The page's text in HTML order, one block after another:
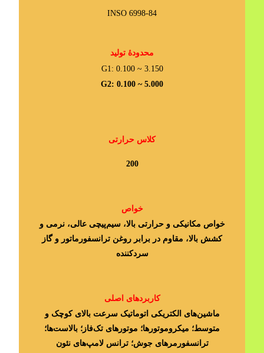
INSO 6998-84
محدودۀ تولید
G1: 0.100 ~ 3.150
G2: 0.100 ~ 5.000
کلاس حرارتی
200
خواص
خواص مکانیکی و حرارتی بالا، سیم‌پیچی عالی، نرمی و
کشش بالا، مقاوم در برابر روغن ترانسفورماتور و گاز
سردکننده
کاربردهای اصلی
ماشین‎‌های الکتریکی اتوماتیک سرعت بالای کوچک و
متوسط؛ میکروموتورها؛ موتورهای تک‌فاز؛ بالاست‌ها؛
ترانسفورمرهای جوش؛ ترانس لامپ‌های نئون